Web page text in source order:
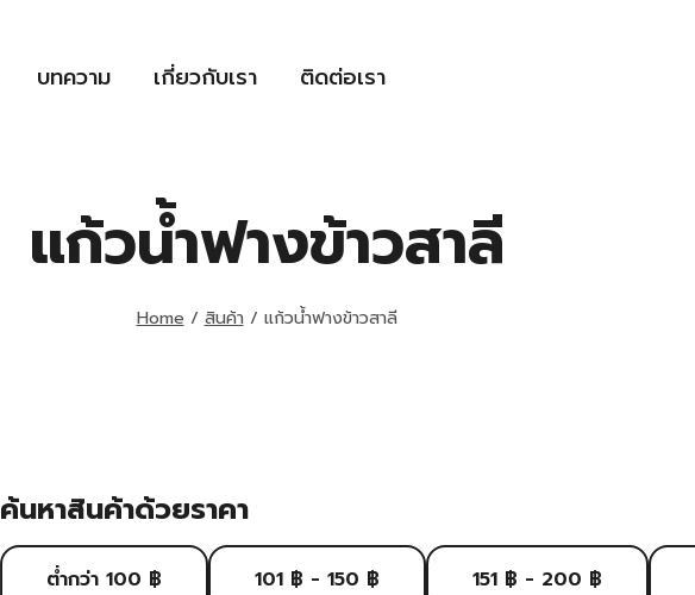
บทความ เกี่ยวกับเรา ติดต่อเรา
แก้วน้ำฟางข้าวสาลี
Home / สินค้า / แก้วน้ำฟางข้าวสาลี
ค้นหาสินค้าด้วยราคา
ต่ำกว่า 100 ฿ 101 ฿ - 150 ฿ 151 ฿ - 200 ฿